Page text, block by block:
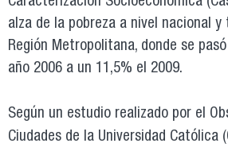
alza de la pobreza a nivel nacional y
Región Metropolitana, donde se
año 2006 a un 11,5% el 2009.
Según un estudio realizado por el
Ciudades de la Universidad Católica